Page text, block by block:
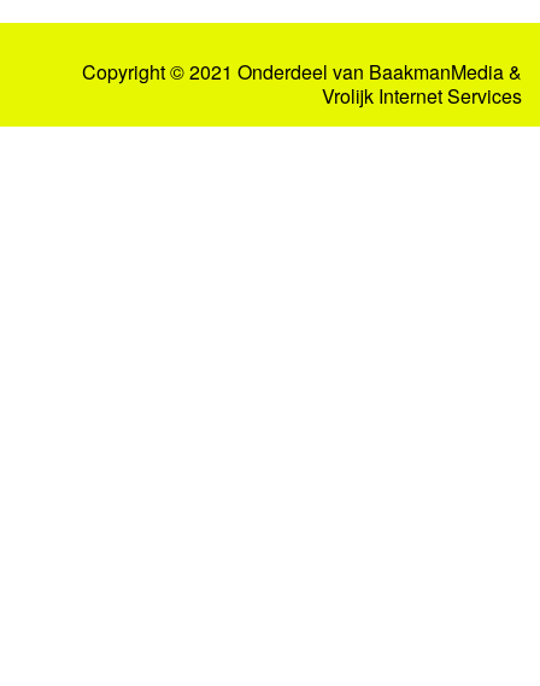
Copyright © 2021 Onderdeel van BaakmanMedia&
Vrolijk Internet Services